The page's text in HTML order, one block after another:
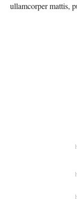
ullamcorper mattis,